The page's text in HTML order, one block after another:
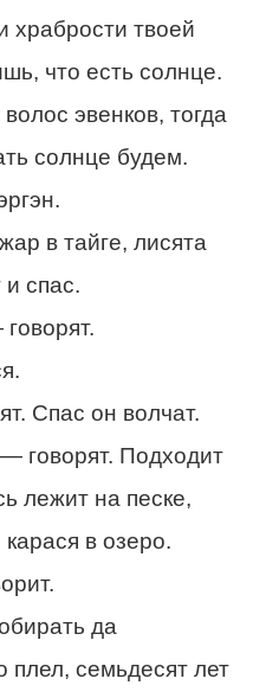
храбрости твоей
что есть солнце.
эвенков, тогда
солнце будем.
в тайге, лисята
и спас.
Спас он волчат.
Подходит
лежит на песке,
в озеро.
да
плел, семьдесят лет